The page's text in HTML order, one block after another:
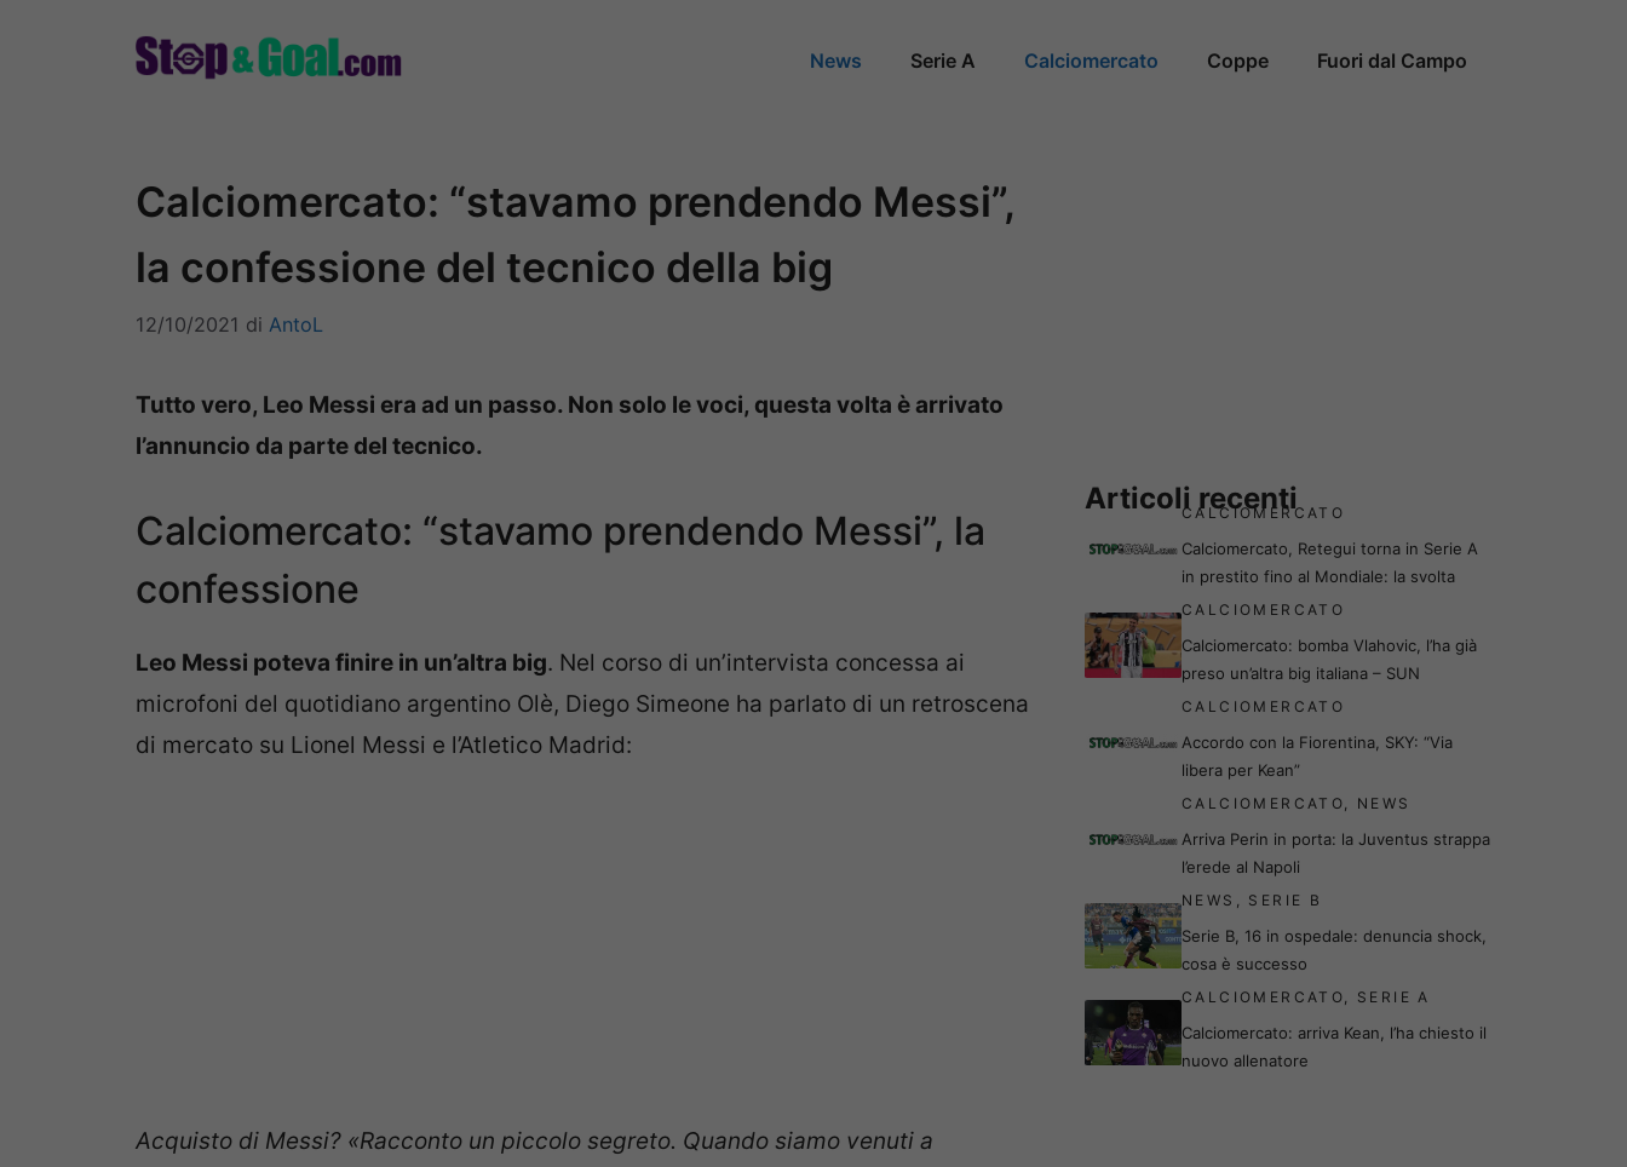
News Serie A Calciomercato Coppe Fuori dal Campo
Calciomercato: “stavamo prendendo Messi”,
la confessione del tecnico della big
12/10/2021 di AntoL
Tutto vero, Leo Messi era ad un passo. Non solo le voci, questa volta è arrivato
l’annuncio da parte del tecnico.
Calciomercato: “stavamo prendendo Messi”, la
confessione
Leo Messi poteva finire in un’altra big. Nel corso di un’intervista concessa ai
microfoni del quotidiano argentino Olè, Diego Simeone ha parlato di un retroscena
di mercato su Lionel Messi e l’Atletico Madrid:
Acquisto di Messi? «Racconto un piccolo segreto. Quando siamo venuti a
Articoli recenti
CALCIOMERCATO
Calciomercato, Retegui torna in Serie A
in prestito fino al Mondiale: la svolta
CALCIOMERCATO
Calciomercato: bomba Vlahovic, l’ha già
preso un’altra big italiana – SUN
CALCIOMERCATO
Accordo con la Fiorentina, SKY: “Via
libera per Kean”
CALCIOMERCATO, NEWS
Arriva Perin in porta: la Juventus strappa
l’erede al Napoli
NEWS , SERIE B
Serie B, 16 in ospedale: denuncia shock,
cosa è successo
CALCIOMERCATO, SERIE A
Calciomercato: arriva Kean, l’ha chiesto il
nuovo allenatore